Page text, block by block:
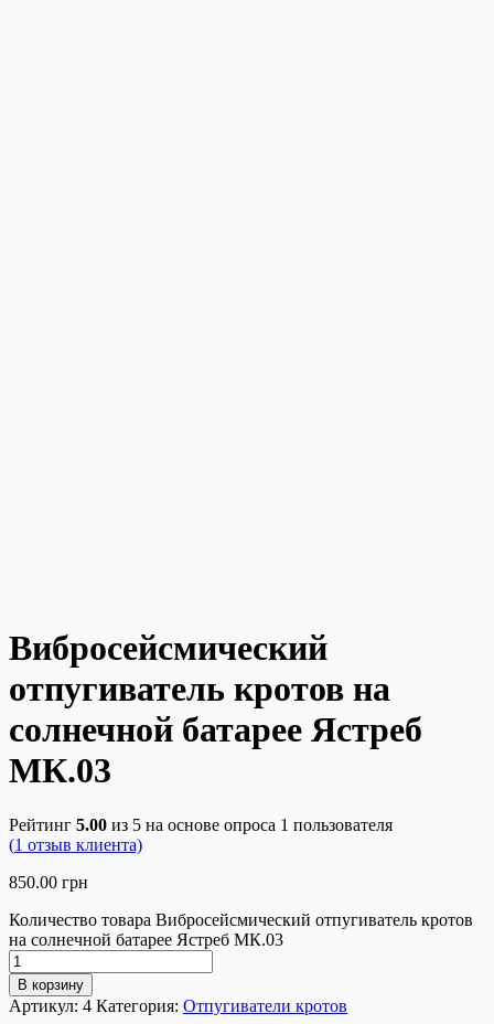
Вибросейсмический
отпугиватель кротов на
солнечной батарее Ястреб
МК.03
Рейтинг 5.00 из 5 на основе опроса 1 пользователя
(1 отзыв клиента)
850.00 грн
Количество товара Вибросейсмический отпугиватель кротов
на солнечной батарее Ястреб МК.03
В корзину
Артикул: 4 Категория: Отпугиватели кротов